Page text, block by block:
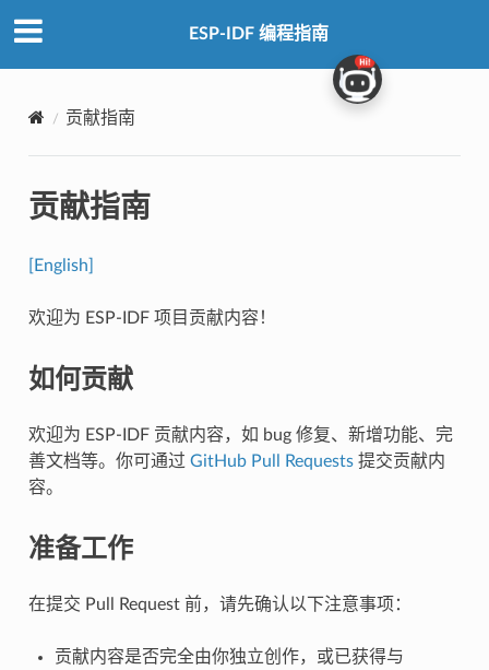
ESP-IDF 编程指南
贡献指南
贡献指南
[English]
欢迎为 ESP-IDF 项目贡献内容！
如何贡献
欢迎为 ESP-IDF 贡献内容，如 bug 修复、新增功能、完
善文档等。你可通过 GitHub Pull Requests提交贡献内
容。
准备工作
在提交 Pull Request 前，请先确认以下注意事项：
贡献内容是否完全由你独立创作，或已获得与